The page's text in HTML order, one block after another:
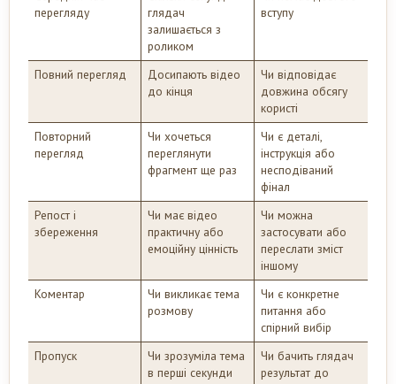
перегляду
глядач
залишається з
роликом
вступу
Повний перегляд
Досипають відео
до кінця
Чи відповідає
довжина обсягу
користі
Повторний
перегляд
Чи хочеться
переглянути
фрагмент ще раз
Чи є деталі,
інструкція або
несподіваний
фінал
Репост і
збереження
Чи має відео
практичну або
емоційну цінність
Чи можна
застосувати або
переслати зміст
іншому
Коментар
Чи викликає тема
розмову
Чи є конкретне
питання або
спірний вибір
Пропуск
Чи зрозуміла тема
в перші секунди
Чи бачить глядач
результат до